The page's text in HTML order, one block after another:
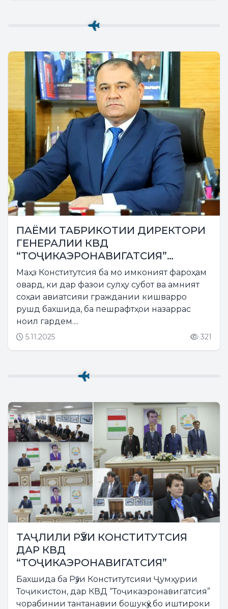
ПАЁМИ ТАБРИКОТИИ ДИРЕКТОРИ
ГЕНЕРАЛИИ КВД
“ТОҶИКАЭРОНАВИГАТСИЯ”
БЕГИҶОНЗОДА ЛОИҚ БЕГИҶОН БА
ИФТИХОРИ РӮЗИ КОНСТИТУТСИЯИ
ҶУМҲУРИИ ТОҶИКИСТОН
Маҳз Конститутсия ба мо имконият фароҳам
овард, ки дар фазои сулҳу субот ва амният
соҳаи авиатсияи граждании кишварро
рушд бахшида, ба пешрафтҳои назаррас
ноил гардем....
5.11.2025 321
ТАҶЛИЛИ РӮЗИ КОНСТИТУТСИЯ
ДАР КВД
“ТОҶИКАЭРОНАВИГАТСИЯ”
Бахшида ба Рӯзи Конститутсияи Ҷумҳурии
Тоҷикистон, дар КВД “Тоҷикаэронавигатсия”
чорабинии тантанавии бошукӯҳ бо иштироки